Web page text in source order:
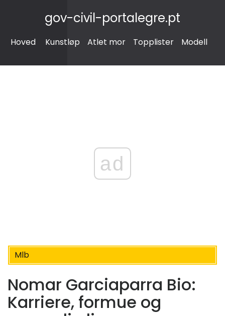
gov-civil-portalegre.pt
Hoved Kunstløp Atlet mor Topplister Modell
ad
Mlb
Nomar Garciaparra Bio:
Karriere, formue og